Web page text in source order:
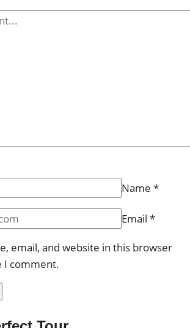
Name *
Email *
email, and website in this browser
I comment.